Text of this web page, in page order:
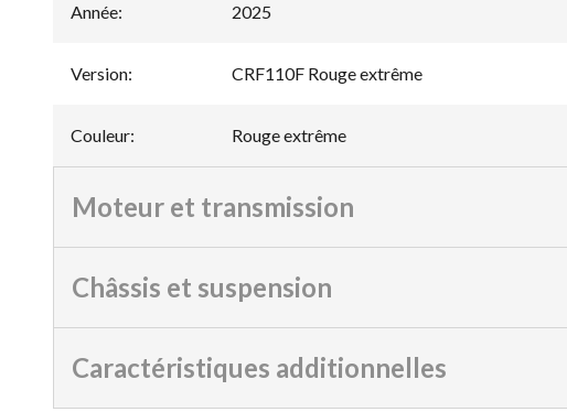
Année: 2025
Version: CRF110F Rouge extrême
Couleur: Rouge extrême
Moteur et transmission
Châssis et suspension
Caractéristiques additionnelles